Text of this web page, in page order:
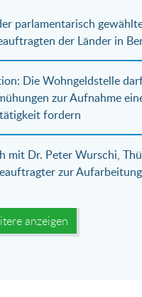
parlamentarisch
der Länder in
Die Wohngeldstelle
zur Aufnahme
fordern
mit Dr. Peter Wurschi,
zur
anzeigen